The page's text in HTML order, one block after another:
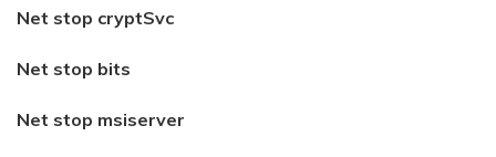
Reparo de fotos com IA
momentos preciosos com uma solução baseada em
Net stop cryptSvc
Net stop bits
Net stop msiserver